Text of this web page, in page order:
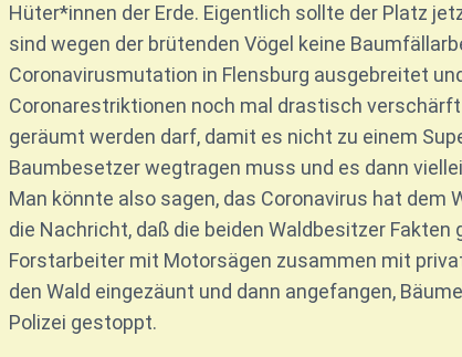
Hüter*innen der Erde. Eigentlich sollte der Platz
sind wegen der brütenden Vögel keine
Coronavirusmutation in Flensburg ausgebreitet
Coronarestriktionen noch mal drastisch
geräumt werden darf, damit es nicht zu einem
Baumbesetzer wegtragen muss und es dann
Man könnte also sagen, das Coronavirus hat dem
die Nachricht, daß die beiden Waldbesitzer
Forstarbeiter mit Motorsägen zusammen mit
den Wald eingezäunt und dann angefangen,
Polizei gestoppt.